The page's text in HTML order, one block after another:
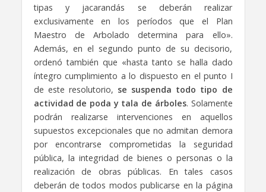
tipas y jacarandás se deberán realizar
exclusivamente en los períodos que el Plan
Maestro de Arbolado determina para ello».
Además, en el segundo punto de su decisorio,
ordenó también que «hasta tanto se halla dado
íntegro cumplimiento a lo dispuesto en el punto I
de este resolutorio, se suspenda todo tipo de
actividad de poda y tala de árboles. Solamente
podrán realizarse intervenciones en aquellos
supuestos excepcionales que no admitan demora
por encontrarse comprometidas la seguridad
pública, la integridad de bienes o personas o la
realización de obras públicas. En tales casos
deberán de todos modos publicarse en la página